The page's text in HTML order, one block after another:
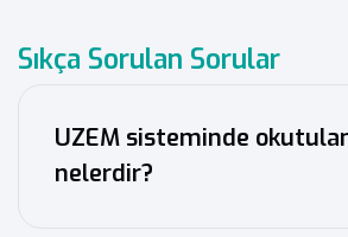
Sıkça Sorulan Sorular
UZEM sisteminde
nelerdir?